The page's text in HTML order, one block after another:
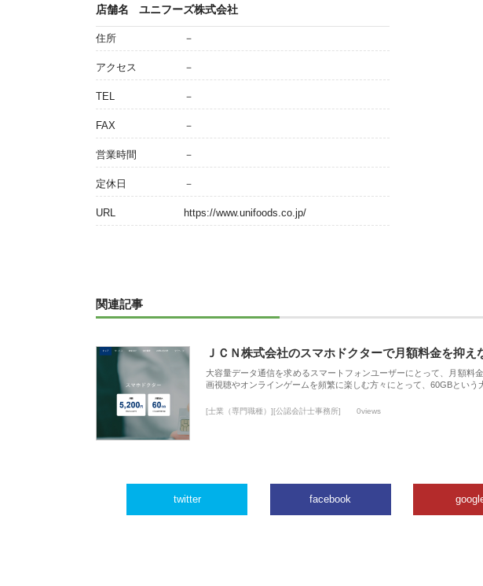
店舗名 ユニフーズ株式会社
住所 －
アクセス －
TEL －
FAX －
営業時間 －
定休日 －
URL https://www.unifoods.co.jp/
関連記事
ＪＣＮ株式会社のスマホドクターで月額料金を抑
大容量データ通信を求めるスマートフォンユーザーにとって、月額料
画視聴やオンラインゲームを頻繁に楽しむ方々にとって、60GBという
[士業（専門職種）][公認会計士事務所] 0views
twitter facebook